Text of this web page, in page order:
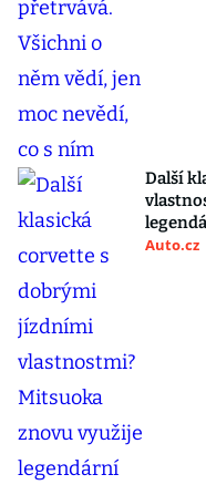
Další
Auto.cz